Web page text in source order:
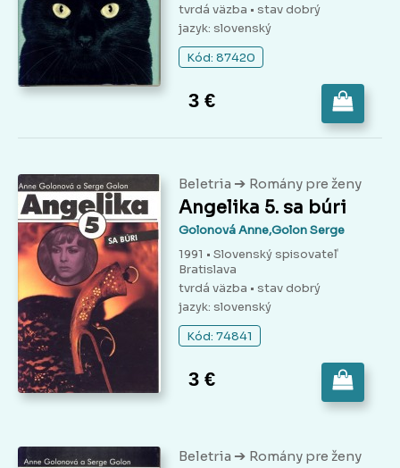
tvrdá väzba • stav dobrý
jazyk: slovenský
Kód: 87420
3 €
Beletria ➔ Romány pre ženy
Angelika 5. sa búri
Golonová Anne,Golon Serge
1991 • Slovenský spisovateľ
Bratislava
tvrdá väzba • stav dobrý
jazyk: slovenský
Kód: 74841
3 €
Beletria ➔ Romány pre ženy